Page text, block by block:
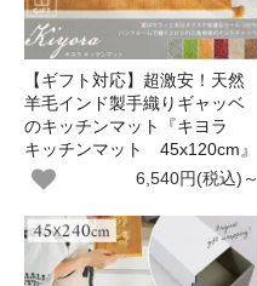
【ギフト対応】超激安！天然
羊毛インド製手織りギャッベ
のキッチンマット『キヨラ
キッチンマット 45x120cm』
6,540円(税込)～